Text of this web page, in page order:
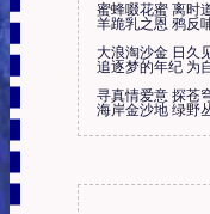
蜜蜂啜花蜜 离时
羊跪乳之恩 鸦反
大浪淘沙金 日久
追逐梦的年纪 为
寻真情爱意 探苍
海岸金沙地 绿野